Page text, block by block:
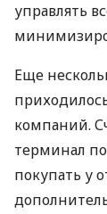
управлять
Еще
компаний.
терминал
покупать у